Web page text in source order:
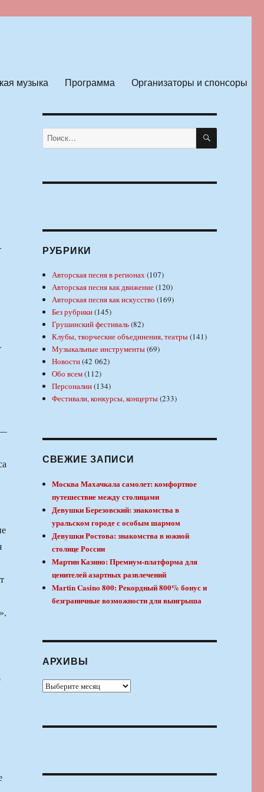
музыка Программа Организаторы и спонсоры
—
Искать: ПОИСК
РУБРИКИ
Авторская песня в регионах(107)
Авторская песня как движение(120)
Авторская песня как искусство (169)
Без рубрики(145)
Грушинский фестиваль(82)
Клубы, творческие объединения, театры(141)
Музыкальные инструменты(69)
Новости(42 062)
Обо всем(112)
Персоналии(134)
Фестивали, конкурсы, концерты(233)
СВЕЖИЕ ЗАПИСИ
Москва Махачкала самолет: комфортное
путешествие между столицами
Девушки Березовский: знакомства в
уральском городе с особым шармом
Девушки Ростова: знакомства в южной
столице России
Мартин Казино: Премиум-платформа для
ценителей азартных развлечений
Martin Casino 800: Рекордный 800% бонус и
безграничные возможности для выигрыша
АРХИВЫ
Архивы